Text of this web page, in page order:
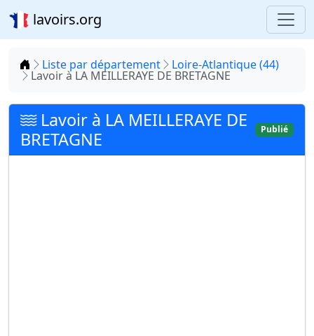
lavoirs.org
Accueil
Liste par département Loire-Atlantique (44)
Lavoir à LA MEILLERAYE DE BRETAGNE
Lavoir à LA MEILLERAYE DE
BRETAGNE
Publié